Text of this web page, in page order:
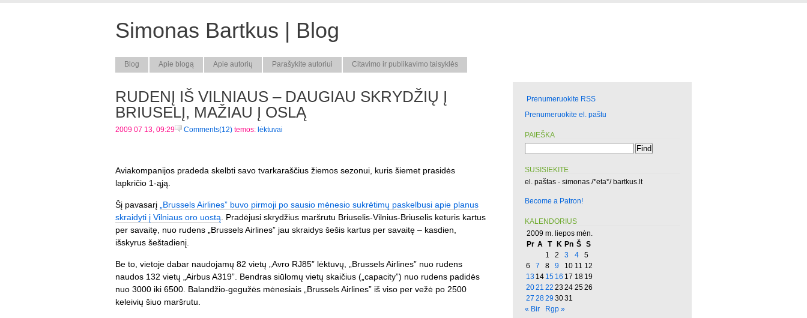
Simonas Bartkus | Blog
Blog Apie blogą Apie autorių Parašykite autoriui Citavimo ir publikavimo taisyklės
RUDENĮ IŠ VILNIAUS – DAUGIAU SKRYDŽIŲ Į
BRIUSELĮ, MAŽIAU Į OSLĄ
2009 07 13, 09:29 Comments(12) temos: lėktuvai
Aviakompanijos pradeda skelbti savo tvarkaraščius žiemos sezonui, kuris šiemet prasidės
lapkričio 1-ąją.
Šį pavasarį
„Brussels Airlines” buvo pirmoji po sausio mėnesio sukrėtimų paskelbusi apie planus
skraidyti į Vilniaus oro uostą . Pradėjusi skrydžius maršrutu Briuselis-Vilnius-Briuselis keturis kartus
per savaitę, nuo rudens „Brussels Airlines” jau skraidys šešis kartus per savaitę – kasdien,
išskyrus šeštadienį.
Be to, vietoje dabar naudojamų 82 vietų „Avro RJ85” lėktuvų, „Brussels Airlines” nuo rudens
naudos 132 vietų „Airbus A319”. Bendras siūlomų vietų skaičius („capacity”) nuo rudens padidės
nuo 3000 iki 6500. Balandžio-gegužės mėnesiais „Brussels Airlines” iš viso per vežė po 2500
keleivių šiuo maršrutu.
Prenumeruokite RSS
Prenumeruokite el. paštu
PAIEŠKA
SUSISIEKITE
el. paštas - simonas /*eta*/ bartkus.lt
Become a Patron!
KALENDORIUS
2009 m. liepos mėn.
Pr A T K Pn Š S
1
2 3 4
5
6
7 8 9 10 11 12
13 14 15 16 17 18 19
2021 22 23 24 2526
27 2829 3031
« Bir
Rgp »